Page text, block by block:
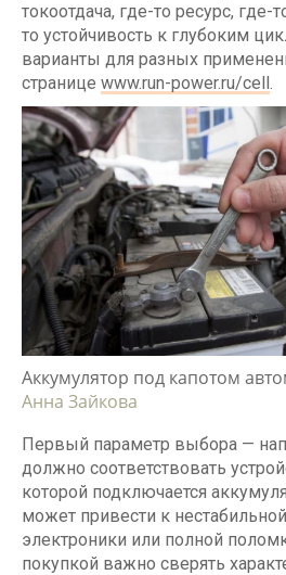
токоотдача, где-то ресурс, где-
то устойчивость к глубоким
варианты для разных
странице www.run-power.ru/cell.
Аккумулятор под капотом
Анна Зайкова
Первый параметр выбора —
должно соответствовать
которой подключается
может привести к
электроники или полной
покупкой важно сверять